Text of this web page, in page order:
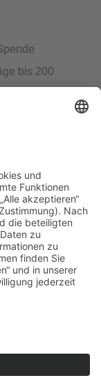
bis 200
geltend
· 40591